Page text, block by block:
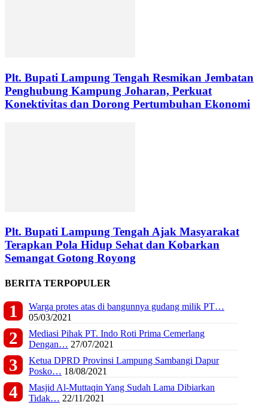
Plt. Bupati Lampung Tengah Resmikan Jembatan
Penghubung Kampung Joharan, Perkuat
Konektivitas dan Dorong Pertumbuhan Ekonomi
Plt. Bupati Lampung Tengah Ajak Masyarakat
Terapkan Pola Hidup Sehat dan Kobarkan
Semangat Gotong Royong
BERITA TERPOPULER
Warga protes atas di bangunnya gudang milik PT…
05/03/2021
Mediasi Pihak PT. Indo Roti Prima Cemerlang
Dengan… 27/07/2021
Ketua DPRD Provinsi Lampung Sambangi Dapur
Posko… 18/08/2021
Masjid Al-Muttaqin Yang Sudah Lama Dibiarkan
Tidak… 22/11/2021